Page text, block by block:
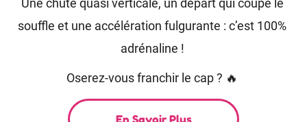
Une chute quasi verticale, un départ qui coupe le
souffle et une accélération fulgurante : c’est 100%
adrénaline !
Oserez-vous franchir le cap ? 🔥
En Savoir Plus